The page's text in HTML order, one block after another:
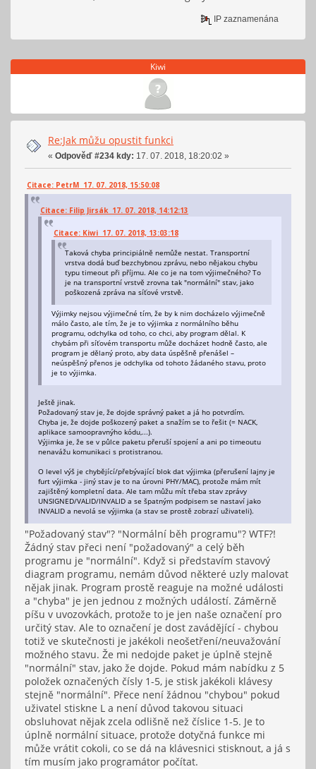
IP zaznamenána
Kiwi
Re:Jak můžu opustit funkci
« Odpověď #234 kdy: 17. 07. 2018, 18:20:02 »
Citace: PetrM 17. 07. 2018, 15:50:08
Citace: Filip Jirsák 17. 07. 2018, 14:12:13
Citace: Kiwi 17. 07. 2018, 13:03:18
Taková chyba principiálně nemůže nestat. Transportní
vrstva dodá buď bezchybnou zprávu, nebo nějakou chybu
typu timeout při příjmu. Ale co je na tom výjimečného? To
je na transportní vrstvě zrovna tak "normální" stav, jako
poškozená zpráva na síťové vrstvě.
Výjimky nejsou výjimečné tím, že by k nim docházelo výjimečně
málo často, ale tím, že je to výjimka z normálního běhu
programu, odchylka od toho, co chci, aby program dělal. K
chybám při síťovém transportu může docházet hodně často, ale
program je dělaný proto, aby data úspěšně přenášel –
neúspěšný přenos je odchylka od tohoto žádaného stavu, proto
je to výjimka.
Ještě jinak.
Požadovaný stav je, že dojde správný paket a já ho potvrdím.
Chyba je, že dojde poškozený paket a snažím se to řešit (= NACK,
aplikace samoopravnýho kódu,...).
Výjimka je, že se v půlce paketu přeruší spojení a ani po timeoutu
nenavážu komunikaci s protistranou.
O level výš je chybějící/přebývající blok dat výjimka (přerušení lajny je
furt výjimka - jiný stav je to na úrovni PHY/MAC), protože mám mít
zajištěný kompletní data. Ale tam můžu mít třeba stav zprávy
UNSIGNED/VALID/INVALID a se špatným podpisem se nastaví jako
INVALID a nevolá se výjimka (a stav se prostě zobrazí uživateli).
"Požadovaný stav"? "Normální běh programu"? WTF?!
Žádný stav přeci není "požadovaný" a celý běh
programu je "normální". Když si představím stavový
diagram programu, nemám důvod některé uzly malovat
nějak jinak. Program prostě reaguje na možné události
a "chyba" je jen jednou z možných událostí. Záměrně
píšu v uvozovkách, protože to je jen naše označení pro
určitý stav. Ale to označení je dost zavádějící - chybou
totiž ve skutečnosti je jakékoli neošetření/neuvažování
možného stavu. Že mi nedojde paket je úplně stejně
"normální" stav, jako že dojde. Pokud mám nabídku z 5
položek označených čísly 1-5, je stisk jakékoli klávesy
stejně "normální". Přece není žádnou "chybou" pokud
uživatel stiskne L a není důvod takovou situaci
obsluhovat nějak zcela odlišně než číslice 1-5. Je to
úplně normální situace, protože dotyčná funkce mi
může vrátit cokoli, co se dá na klávesnici stisknout, a já s
tím musím jako programátor počítat.